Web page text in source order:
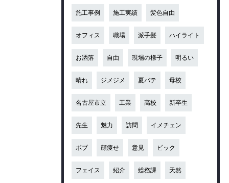
施工事例 施工実績 髪色自由
オフィス 職場 派手髪 ハイライト
お洒落 自由 現場の様子 明るい
晴れ ジメジメ 夏バテ 母校
名古屋市立 工業 高校 新卒生
先生 魅力 訪問 イメチェン
ボブ 顔痩せ 意見 ビック
フェイス 紹介 総務課 天然